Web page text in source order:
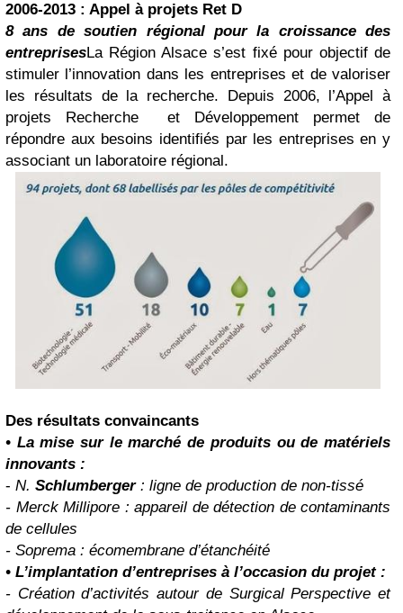
2006-2013 : Appel à projets Ret D
8 ans de soutien régional pour la croissance des
entreprisesLa Région Alsace s’est fixé pour objectif de
stimuler l’innovation dans les entreprises et de valoriser
les résultats de la recherche. Depuis 2006, l’Appel à
projets Recherche et Développement permet de
répondre aux besoins identifiés par les entreprises en y
associant un laboratoire régional.
Des résultats convaincants
• La mise sur le marché de produits ou de matériels
innovants :
- N. Schlumberger: ligne de production de non-tissé
- Merck Millipore : appareil de détection de contaminants
de cellules
- Soprema : écomembrane d’étanchéité
• L’implantation d’entreprises à l’occasion du projet :
- Création d’activités autour de Surgical Perspective et